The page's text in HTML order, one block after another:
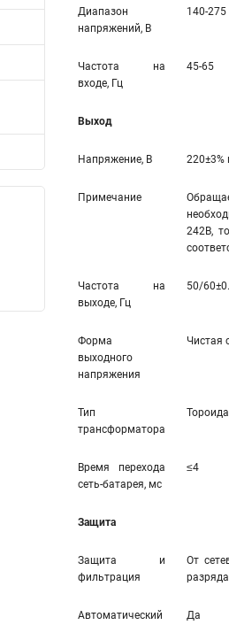
Диапазон
напряжений, В
140-275
Частота на
входе, Гц
45-65
Выход
Напряжение, В 220±3%
Примечание
242В,
Частота на
выходе, Гц
50/
Форма
выходного
напряжения
Чистая
Тип
трансформатора
Время перехода
сеть-батарея, мс
≤4
Защита
Защита и
фильтрация
От
разряда
Автоматический
Да